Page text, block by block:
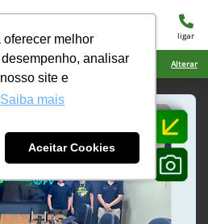
melhor
analisar
site e
Saiba mais
Aceitar Cookies
ligar
Carapã Alterar